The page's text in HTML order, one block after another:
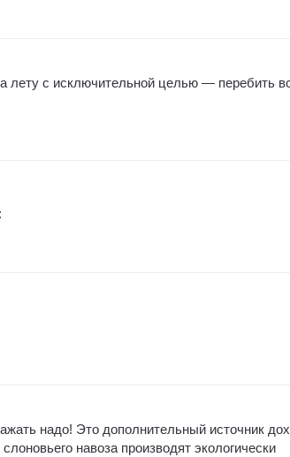
лету с исключительной целью — перебить
надо! Это дополнительный источник
навоза производят экологически